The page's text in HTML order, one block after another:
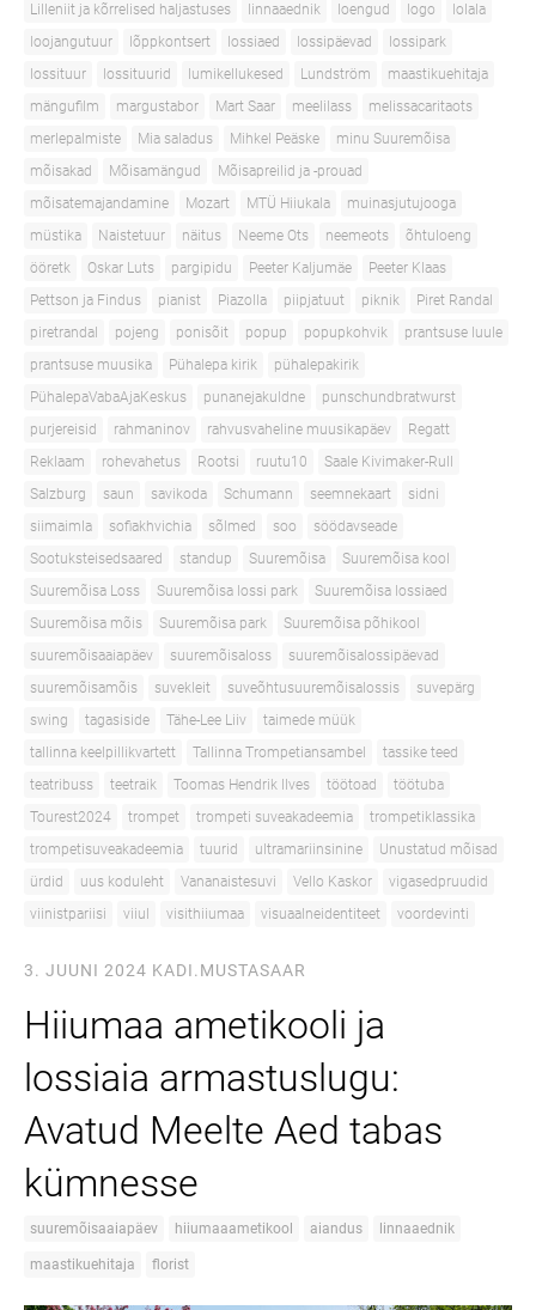
Lilleniit ja kõrrelised haljastuses
linnaaednik loengud logo
lolala
loojangutuur
lõppkontsert lossiaed lossipäevad
lossipark
lossituur
lossituurid lumikellukesed Lundström
maastikuehitaja
mängufilm
margustabor Mart Saar meelilass
melissacaritaots
merlepalmiste
Mia saladus Mihkel Peäske
minu Suuremõisa
mõisakad
Mõisamängud
Mõisapreilid ja -prouad
mõisatemajandamine
Mozart MTÜ Hiiukala
muinasjutujooga
müstika
Naistetuur näitus Neeme Ots neemeots
õhtuloeng
ööretk
Oskar Luts pargipidu Peeter Kaljumäe
Peeter Klaas
Pettson ja Findus
pianist Piazolla piipjatuut piknik
Piret Randal
piretrandal
pojeng ponisõit popup popupkohvik
prantsuse luule
prantsuse muusika
Pühalepa kirik
pühalepakirik
PühalepaVabaAjaKeskus
punanejakuldne
punschundbratwurst
purjereisid
rahmaninov rahvusvaheline muusikapäev
Regatt
Reklaam
rohevahetus Rootsi ruutu10
Saale Kivimaker-Rull
Salzburg
saun savikoda Schumann seemnekaart
sidni
siimaimla
sofiakhvichia sõlmed soo
söödavseade
Sootuksteisedsaared
standup Suuremõisa
Suuremõisa kool
Suuremõisa Loss
Suuremõisa lossi park
Suuremõisa lossiaed
Suuremõisa mõis
Suuremõisa park
Suuremõisa põhikool
suuremõisaaiapäev
suuremõisaloss
suuremõisalossipäevad
suuremõisamõis
suvekleit suveõhtusuuremõisalossis
suvepärg
swing
tagasiside Tähe-Lee Liiv
taimede müük
tallinna keelpillikvartett
Tallinna Trompetiansambel
tassike teed
teatribuss
teetraik Toomas Hendrik Ilves töötoad
töötuba
Tourest2024
trompet trompeti suveakadeemia
trompetiklassika
trompetisuveakadeemia
tuurid ultramariinsinine
Unustatud mõisad
ürdid
uus koduleht Vananaistesuvi Vello Kaskor
vigasedpruudid
viinistpariisi
viiul visithiiumaa visuaalneidentiteet voordevinti
3. JUUNI 2024 KADI.MUSTASAAR
Hiiumaa ametikooli ja
lossiaia armastuslugu:
Avatud Meelte Aed tabas
kümnesse
suuremõisaaiapäev hiiumaaametikool aiandus linnaaednik
maastikuehitaja florist